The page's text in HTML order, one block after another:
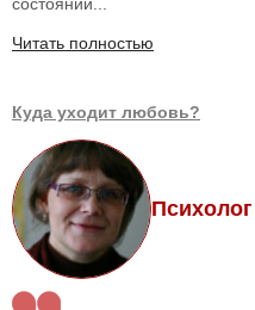
состоянии...
Читать полностью
Куда уходит любовь?